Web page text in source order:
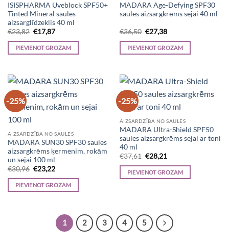
ISISPHARMA Uveblock SPF50+
Tinted Mineral saules
aizsarglīdzeklis 40 ml
€23,82 Original
price
was:
€23,82.
€17,87Current
is:
€17,87.
PIEVIENOT GROZAM
MADARA Age-Defying SPF30
saules aizsargkrēms sejai 40 ml
€36,50 Original
price
was:
€36,50.
€27,38Current
is:
€27,38.
PIEVIENOT GROZAM
-25%
AIZSARDZĪBA NO SAULES
MADARA SUN30 SPF30 saules
aizsargkrēms ķermenim, rokām
un sejai 100 ml
€30,96 Original
price
was:
€30,96.
€23,22Current
is:
€23,22.
PIEVIENOT GROZAM
-25%
AIZSARDZĪBA NO SAULES
MADARA Ultra-Shield SPF50
saules aizsargkrēms sejai ar toni
40 ml
€37,61 Original
price
was:
€37,61.
€28,21Current
is:
€28,21.
PIEVIENOT GROZAM
1 2 3 4 5